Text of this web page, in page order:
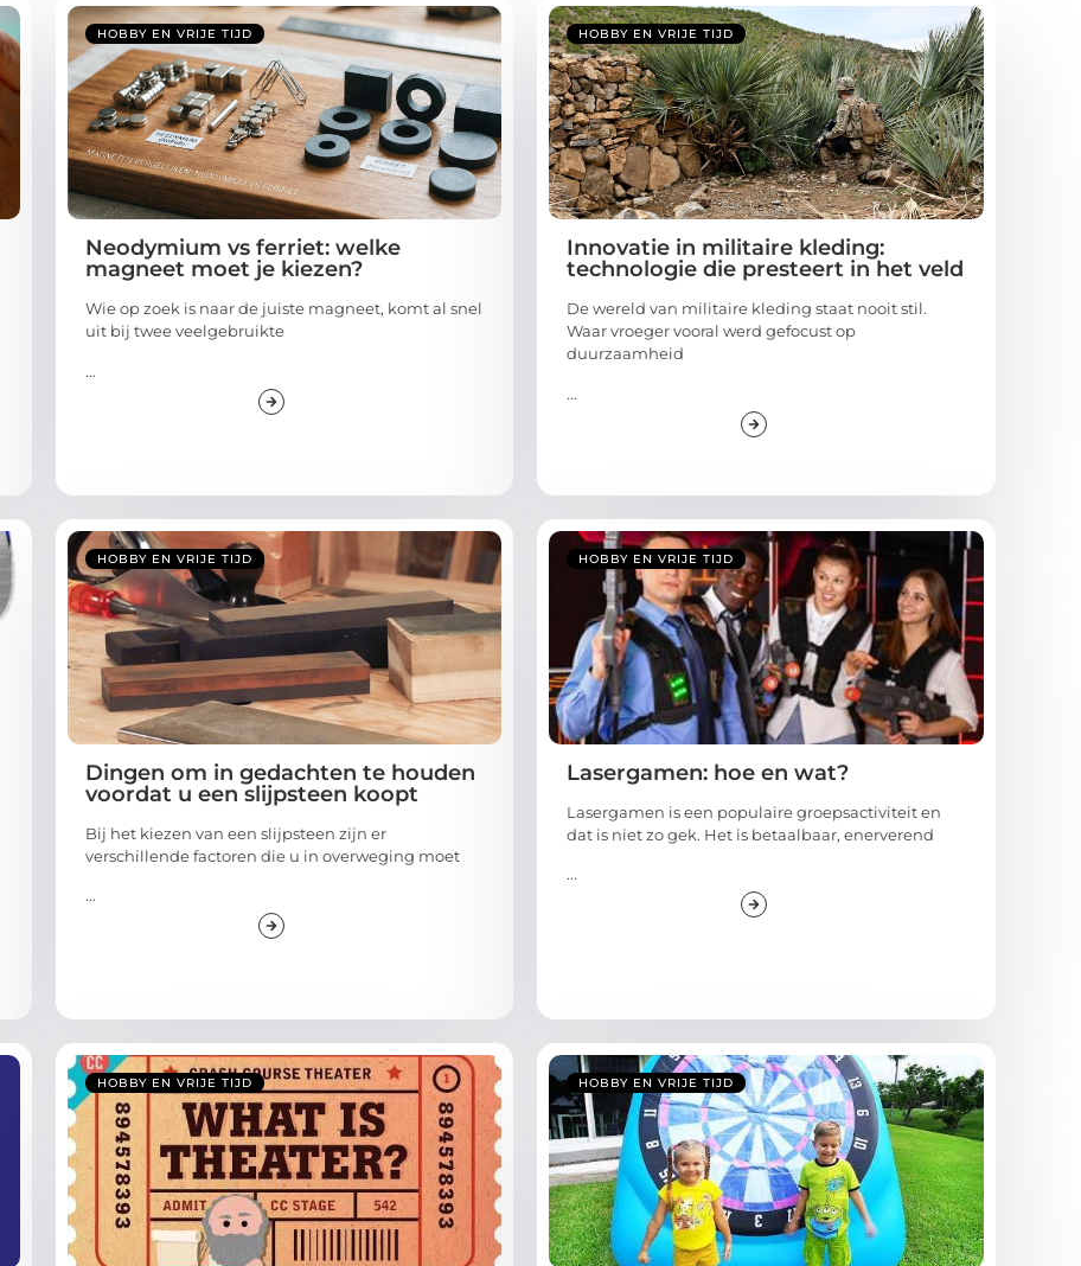
HOBBY EN VRIJE TIJD
Neodymium vs ferriet: welke
magneet moet je kiezen?
Wie op zoek is naar de juiste magneet, komt al snel
uit bij twee veelgebruikte
...
HOBBY EN VRIJE TIJD
Innovatie in militaire kleding:
technologie die presteert in het veld
De wereld van militaire kleding staat nooit stil.
Waar vroeger vooral werd gefocust op
duurzaamheid
...
HOBBY EN VRIJE TIJD
Dingen om in gedachten te houden
voordat u een slijpsteen koopt
Bij het kiezen van een slijpsteen zijn er
verschillende factoren die u in overweging moet
...
HOBBY EN VRIJE TIJD
Lasergamen: hoe en wat?
Lasergamen is een populaire groepsactiviteit en
dat is niet zo gek. Het is betaalbaar, enerverend
...
HOBBY EN VRIJE TIJD HOBBY EN VRIJE TIJD